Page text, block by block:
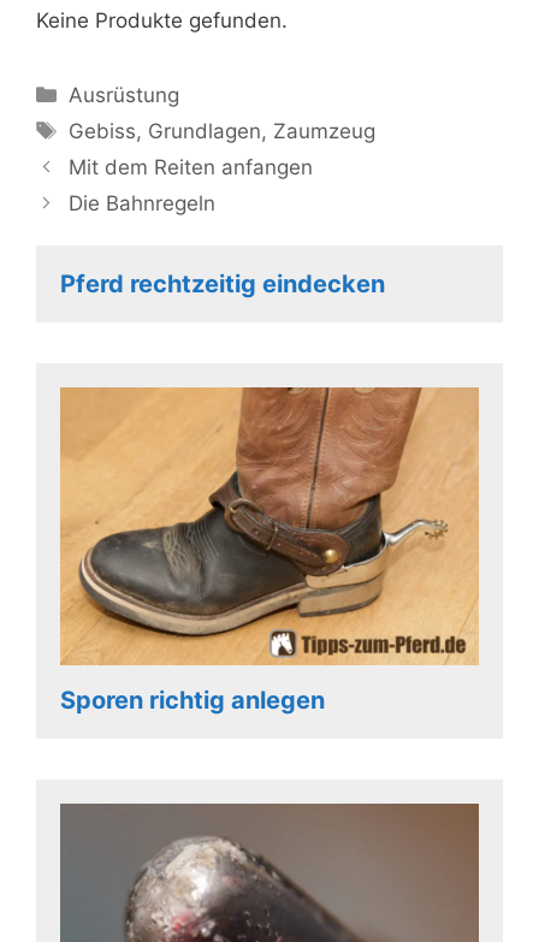
Keine Produkte gefunden.
Kategorien
Ausrüstung
Schlagwörter
Gebiss, Grundlagen, Zaumzeug
Mit dem Reiten anfangen
Die Bahnregeln
Pferd rechtzeitig eindecken
Sporen richtig anlegen